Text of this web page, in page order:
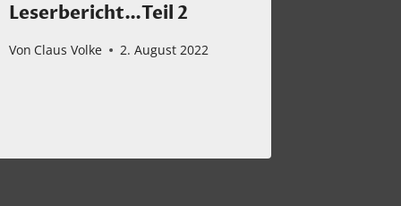
Leserbericht…Teil 2
Von Claus Volke 2. August 2022